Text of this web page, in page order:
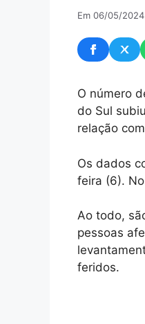
Em 06/05/
O número
do Sul
relação
Os dados
feira (6).
Ao todo,
pessoas
feridos.